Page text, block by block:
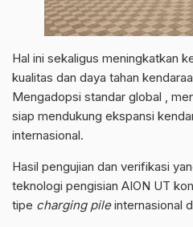
Hal ini sekaligus meningkatkan
kualitas dan daya tahan
Mengadopsi standar global ,
siap mendukung ekspansi
internasional.
Hasil pengujian dan verifikasi
teknologi pengisian AION UT
tipe charging pileinternasional